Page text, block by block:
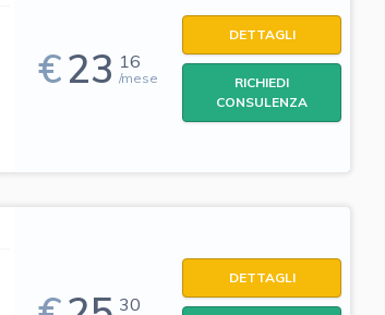
€23 16
/mese
DETTAGLI
RICHIEDI
CONSULENZA
30
DETTAGLI